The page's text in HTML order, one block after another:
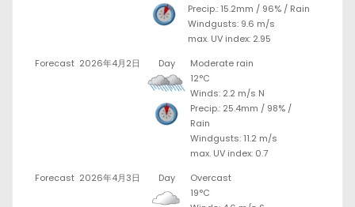
Precip.: 15.2mm / 96% / Rain
Windgusts: 9.6 m/s
max. UV index: 2.95
Forecast 2026年4月2日 Day
Moderate rain
12°C
Winds: 2.2 m/s N
Precip.: 25.4mm / 98% /
Rain
Windgusts: 11.2 m/s
max. UV index: 0.7
Forecast 2026年4月3日 Day
Overcast
19°C